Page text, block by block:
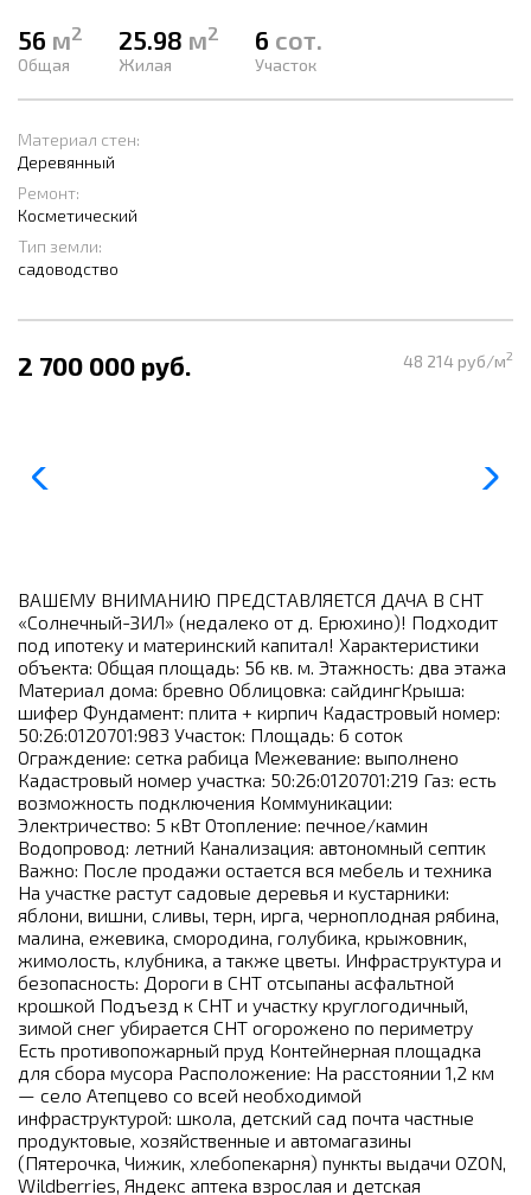
56 м2
Общая
25.98 м2
Жилая
6 сот.
Участок
Материал стен:
Деревянный
Ремонт:
Косметический
Тип земли:
садоводство
2 700 000 руб. 48 214 руб/м2
ВАШЕМУ ВНИМАНИЮ ПРЕДСТАВЛЯЕТСЯ ДАЧА В СНТ
«Солнечный-ЗИЛ» (недалеко от д. Ерюхино)! Подходит
под ипотеку и материнский капитал! Характеристики
объекта: Общая площадь: 56 кв. м. Этажность: два этажа
Материал дома: бревно Облицовка: сайдингКрыша:
шифер Фундамент: плита + кирпич Кадастровый номер:
50:26:0120701:983 Участок: Площадь: 6 соток
Ограждение: сетка рабица Межевание: выполнено
Кадастровый номер участка: 50:26:0120701:219 Газ: есть
возможность подключения Коммуникации:
Электричество: 5 кВт Отопление: печное/камин
Водопровод: летний Канализация: автономный септик
Важно: После продажи остается вся мебель и техника
На участке растут садовые деревья и кустарники:
яблони, вишни, сливы, терн, ирга, черноплодная рябина,
малина, ежевика, смородина, голубика, крыжовник,
жимолость, клубника, а также цветы. Инфраструктура и
безопасность: Дороги в СНТ отсыпаны асфальтной
крошкой Подъезд к СНТ и участку круглогодичный,
зимой снег убирается СНТ огорожено по периметру
Есть противопожарный пруд Контейнерная площадка
для сбора мусора Расположение: На расстоянии 1,2 км
— село Атепцево со всей необходимой
инфраструктурой: школа, детский сад почта частные
продуктовые, хозяйственные и автомагазины
(Пятерочка, Чижик, хлебопекарня) пункты выдачи OZON,
Wildberries, Яндекс аптека взрослая и детская